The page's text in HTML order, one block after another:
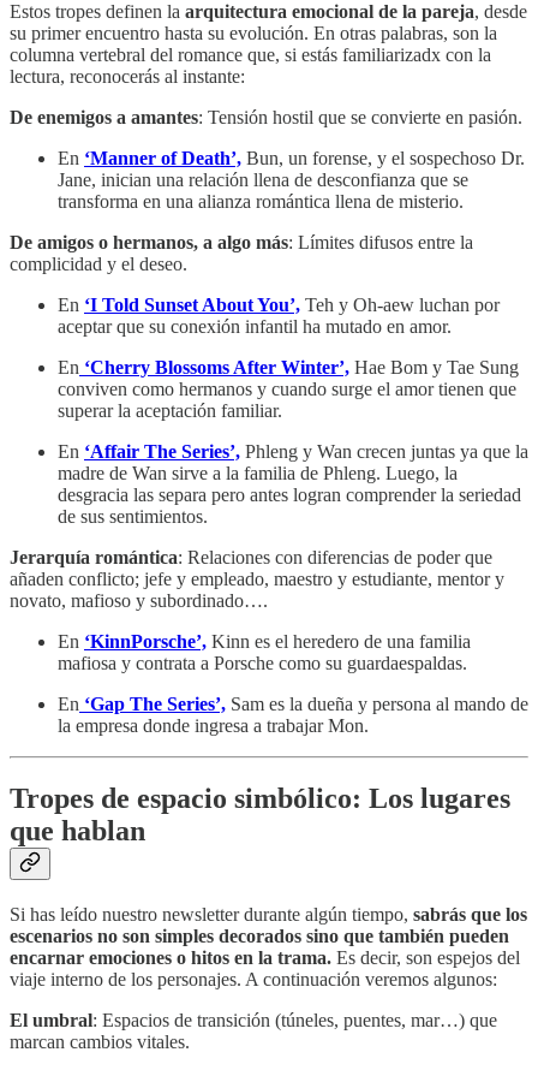
Estos tropes definen la arquitectura emocional de la pareja, desde
su primer encuentro hasta su evolución. En otras palabras, son la
columna vertebral del romance que, si estás familiarizadx con la
lectura, reconocerás al instante:
De enemigos a amantes: Tensión hostil que se convierte en pasión.
En ‘Manner of Death’, Bun, un forense, y el sospechoso Dr.
Jane, inician una relación llena de desconfianza que se
transforma en una alianza romántica llena de misterio.
De amigos o hermanos, a algo más: Límites difusos entre la
complicidad y el deseo.
En ‘I Told Sunset About You’, Teh y Oh-aew luchan por
aceptar que su conexión infantil ha mutado en amor.
En ‘Cherry Blossoms After Winter’, Hae Bom y Tae Sung
conviven como hermanos y cuando surge el amor tienen que
superar la aceptación familiar.
En ‘Affair The Series’, Phleng y Wan crecen juntas ya que la
madre de Wan sirve a la familia de Phleng. Luego, la
desgracia las separa pero antes logran comprender la seriedad
de sus sentimientos.
Jerarquía romántica: Relaciones con diferencias de poder que
añaden conflicto; jefe y empleado, maestro y estudiante, mentor y
novato, mafioso y subordinado….
En ‘KinnPorsche’, Kinn es el heredero de una familia
mafiosa y contrata a Porsche como su guardaespaldas.
En ‘Gap The Series’, Sam es la dueña y persona al mando de
la empresa donde ingresa a trabajar Mon.
Tropes de espacio simbólico: Los lugares
que hablan
Si has leído nuestro newsletter durante algún tiempo, sabrás que los
escenarios no son simples decorados sino que también pueden
encarnar emociones o hitos en la trama. Es decir, son espejos del
viaje interno de los personajes. A continuación veremos algunos:
El umbral: Espacios de transición (túneles, puentes, mar…) que
marcan cambios vitales.